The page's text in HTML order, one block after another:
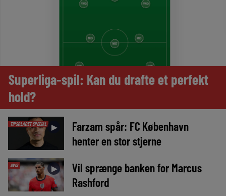
Superliga-spil: Kan du drafte et perfekt
hold?
TIPSBLADET SPECIAL ►
Farzam spår: FC København
henter en stor stjerne
AVIS ►
Vil sprænge banken for Marcus
Rashford